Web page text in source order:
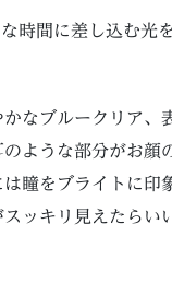
間に差し込む光
なブルークリア、
ような部分がお顔
瞳をブライトに印
ッキリ見えたらい